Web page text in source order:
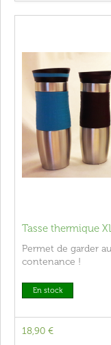
Tasse thermique
Permet de garder
contenance !
En stock
18,90 €